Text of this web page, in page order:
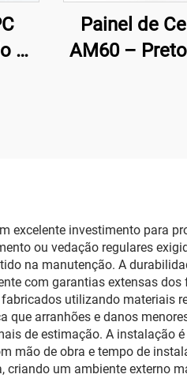
–
Painel de
AM60 –
excelente investimento para
ou vedação regulares
na manutenção. A
com garantias extensas dos
utilizando materiais
que arranhões e danos
de estimação. A instalação
mão de obra e tempo de
criando um ambiente externo